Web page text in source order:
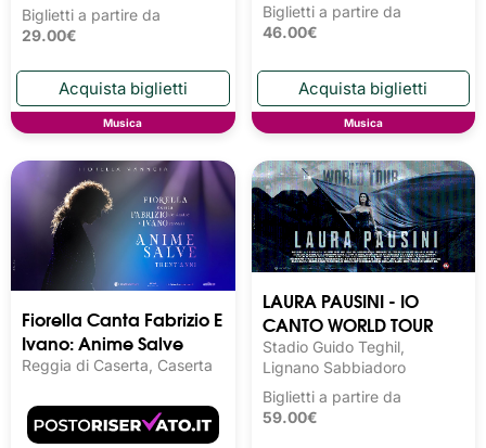
Biglietti a partire da
29.00€
Musica
Biglietti a partire da
46.00€
Musica
Fiorella Canta Fabrizio E
Ivano: Anime Salve
Reggia di Caserta, Caserta
LAURA PAUSINI - IO
CANTO WORLD TOUR
Stadio Guido Teghil,
Lignano Sabbiadoro
Biglietti a partire da
59.00€